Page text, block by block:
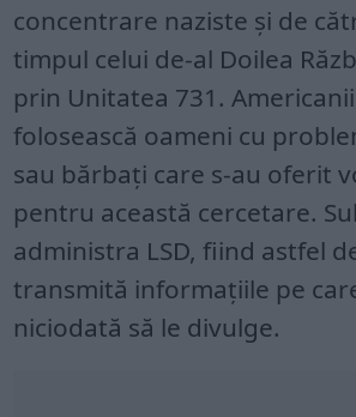
concentrare naziste și de
timpul celui de-al Doilea
prin Unitatea 731.
folosească oameni cu
sau bărbați care s-au oferit
pentru această cercetare.
administra LSD, fiind astfel
transmită informațiile pe
niciodată să le divulge.